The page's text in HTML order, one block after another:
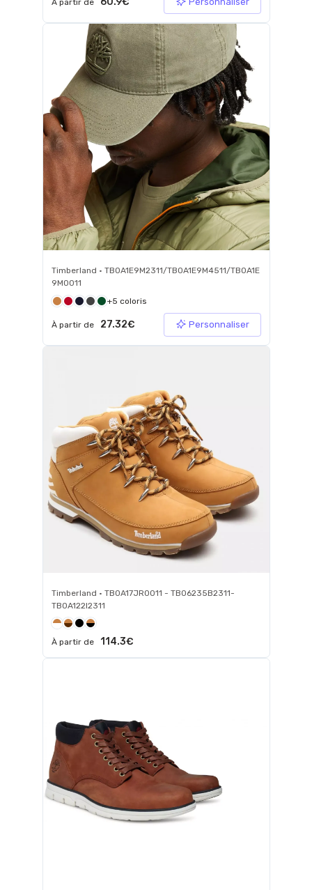
Timberland • TB0A1E9M2311/TB0A1E9M4511/TB0A1E
9M0011
+5 coloris
À partir de 27.32€ Personnaliser
Timberland • TB0A17JR0011 - TB06235B2311-
TB0A122I2311
À partir de 114.3€